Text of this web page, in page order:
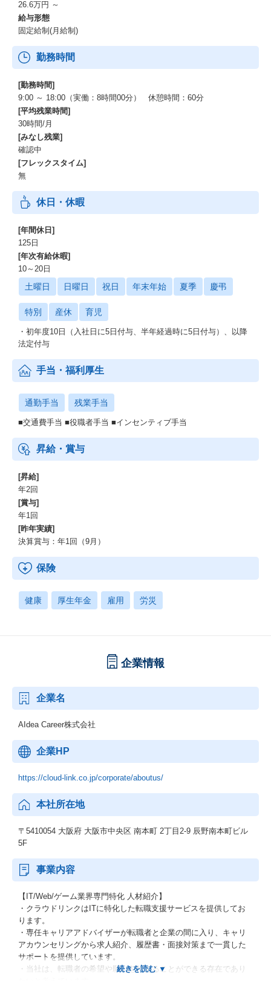
26.6万円 ～
給与形態
固定給制(月給制)
勤務時間
[勤務時間]
9:00 ～ 18:00（実働：8時間00分） 休憩時間：60分
[平均残業時間]
30時間/月
[みなし残業]
確認中
[フレックスタイム]
無
休日・休暇
[年間休日]
125日
[年次有給休暇]
10～20日
土曜日 日曜日 祝日 年末年始 夏季 慶弔
特別 産休 育児
・初年度10日（入社日に5日付与、半年経過時に5日付与）、以降
法定付与
手当・福利厚生
通勤手当 残業手当
■交通費手当 ■役職者手当 ■インセンティブ手当
昇給・賞与
[昇給]
年2回
[賞与]
年1回
[昨年実績]
決算賞与：年1回（9月）
保険
健康 厚生年金 雇用 労災
企業情報
企業名
AIdea Career株式会社
企業HP
https://cloud-link.co.jp/corporate/aboutus/
本社所在地
〒5410054 大阪府 大阪市中央区 南本町 2丁目2-9 辰野南本町ビル
5F
事業内容
【IT/Web/ゲーム業界専門特化 人材紹介】
・クラウドリンクはITに特化した転職支援サービスを提供してお
ります。
・専任キャリアアドバイザーが転職者と企業の間に入り、キャリ
アカウンセリングから求人紹介、履歴書・面接対策まで一貫した
サポートを提供しています。
・当社は、転職者の希望や願いを叶えることができる存在であり